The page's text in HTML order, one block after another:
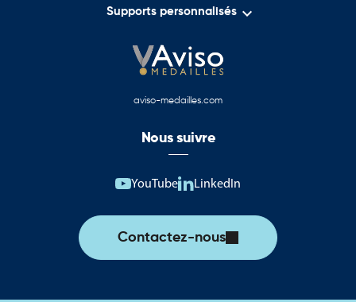
Supports personnalisés 
aviso-medailles.com
Nous suivre
YouTube LinkedIn
Contactez-nous